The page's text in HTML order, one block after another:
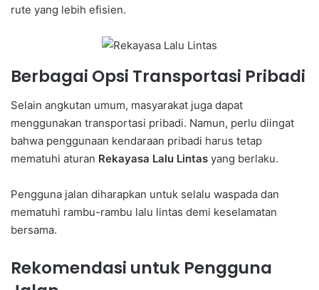
rute yang lebih efisien.
Berbagai Opsi Transportasi Pribadi
Selain angkutan umum, masyarakat juga dapat
menggunakan transportasi pribadi. Namun, perlu diingat
bahwa penggunaan kendaraan pribadi harus tetap
mematuhi aturan Rekayasa Lalu Lintas yang berlaku.
Pengguna jalan diharapkan untuk selalu waspada dan
mematuhi rambu-rambu lalu lintas demi keselamatan
bersama.
Rekomendasi untuk Pengguna